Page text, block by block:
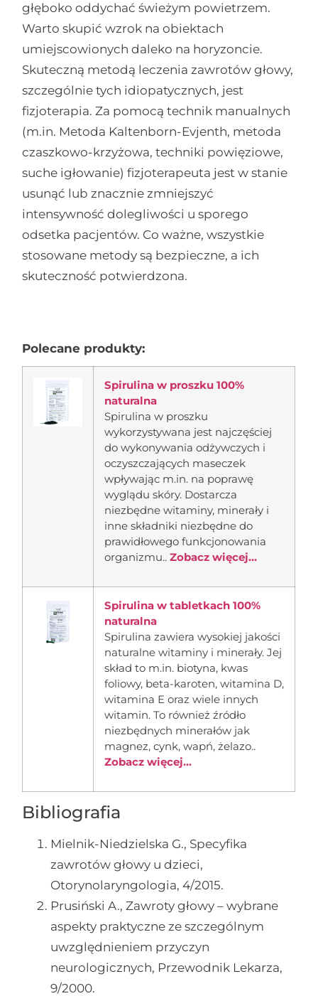
głęboko oddychać świeżym powietrzem.
Warto skupić wzrok na obiektach
umiejscowionych daleko na horyzoncie.
Skuteczną metodą leczenia zawrotów głowy,
szczególnie tych idiopatycznych, jest
fizjoterapia. Za pomocą technik manualnych
(m.in. Metoda Kaltenborn-Evjenth, metoda
czaszkowo-krzyżowa, techniki powięziowe,
suche igłowanie) fizjoterapeuta jest w stanie
usunąć lub znacznie zmniejszyć
intensywność dolegliwości u sporego
odsetka pacjentów. Co ważne, wszystkie
stosowane metody są bezpieczne, a ich
skuteczność potwierdzona.
Polecane produkty:
Spirulina w proszku 100%
naturalna
Spirulina w proszku
wykorzystywana jest najczęściej
do wykonywania odżywczych i
oczyszczających maseczek
wpływając m.in. na poprawę
wyglądu skóry. Dostarcza
niezbędne witaminy, minerały i
inne składniki niezbędne do
prawidłowego funkcjonowania
organizmu..Zobacz więcej...
Spirulina w tabletkach 100%
naturalna
Spirulina zawiera wysokiej jakości
naturalne witaminy i minerały. Jej
skład to m.in. biotyna, kwas
foliowy, beta-karoten, witamina D,
witamina E oraz wiele innych
witamin. To również źródło
niezbędnych minerałów jak
magnez, cynk, wapń, żelazo..
Zobacz więcej...
Bibliografia
Mielnik-Niedzielska G., Specyfika
zawrotów głowy u dzieci,
Otorynolaryngologia, 4/2015.
Prusiński A., Zawroty głowy – wybrane
aspekty praktyczne ze szczególnym
uwzględnieniem przyczyn
neurologicznych, Przewodnik Lekarza,
9/2000.